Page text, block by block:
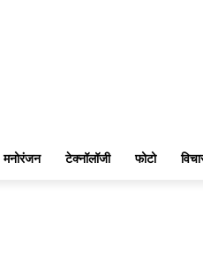
मनोरंजन टेक्नॉलॉजी फोटो